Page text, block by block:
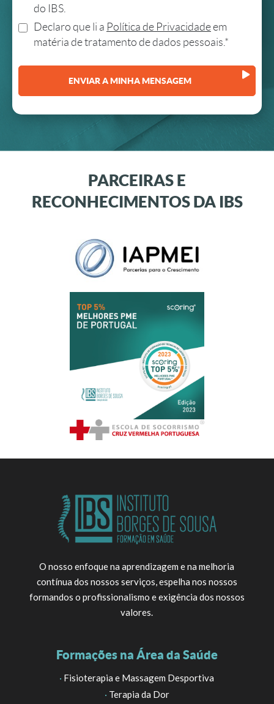
do IBS.
Declaro que li a Política de Privacidadeem
matéria de tratamento de dados pessoais.*
PARCEIRAS E
RECONHECIMENTOS DA IBS
O nosso enfoque na aprendizagem e na melhoria
contínua dos nossos serviços, espelha nos nossos
formandos o profissionalismo e exigência dos nossos
valores.
Formações na Área da Saúde
· Fisioterapia e Massagem Desportiva
· Terapia da Dor